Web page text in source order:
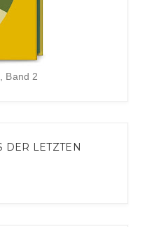
Band 2
DER LETZTEN